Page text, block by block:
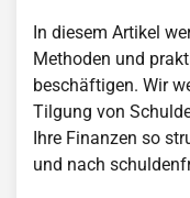
In diesem Artikel
Methoden und
beschäftigen. Wir
Tilgung von
Ihre Finanzen so
und nach